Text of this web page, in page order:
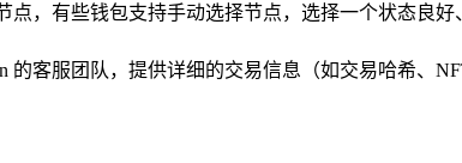
点，有些钱包支持手动选择节点，选择一个状态良
的客服团队，提供详细的交易信息（如交易哈希、